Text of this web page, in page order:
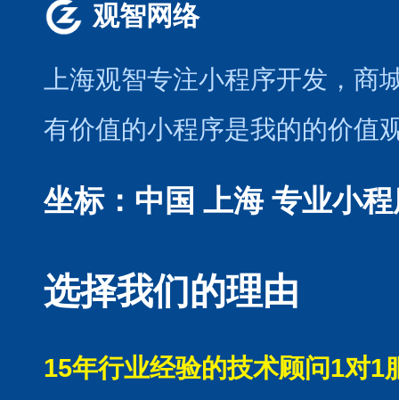
观智网络
上海观智专注小程序开发 ，商
有价值的小程序是我的的价值
坐标：中国 上海 专业小
选择我们的理由
15年行业经验的技术顾问1对1